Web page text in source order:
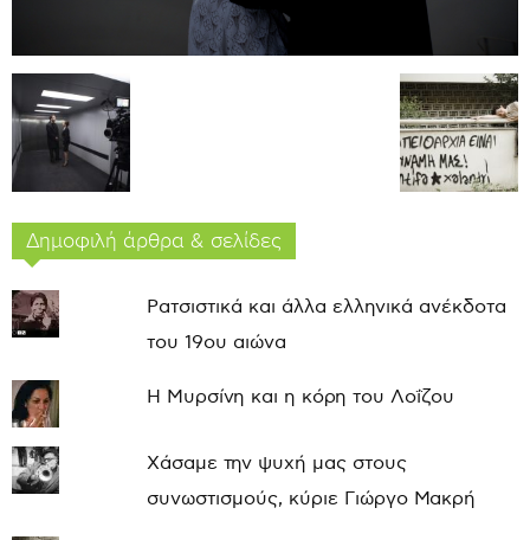
Δημοφιλή άρθρα & σελίδες
Ρατσιστικά και άλλα ελληνικά ανέκδοτα
του 19ου αιώνα
Η Μυρσίνη και η κόρη του Λοΐζου
Χάσαμε την ψυχή μας στους
συνωστισμούς, κύριε Γιώργο Μακρή